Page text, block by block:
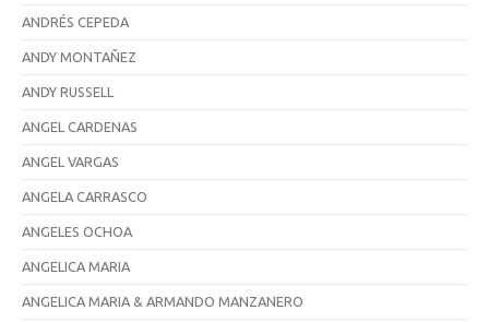
ANDRÉS CEPEDA
ANDY MONTAÑEZ
ANDY RUSSELL
ANGEL CARDENAS
ANGEL VARGAS
ANGELA CARRASCO
ANGELES OCHOA
ANGELICA MARIA
ANGELICA MARIA & ARMANDO MANZANERO